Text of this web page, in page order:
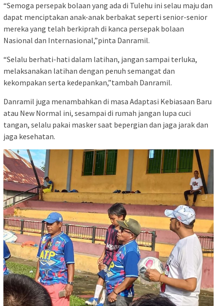
“Semoga persepak bolaan yang ada di Tulehu ini selau maju dan
dapat menciptakan anak-anak berbakat seperti senior-senior
mereka yang telah berkiprah di kanca persepak bolaan
Nasional dan Internasional,”pinta Danramil.
“Selalu berhati-hati dalam latihan, jangan sampai terluka,
melaksanakan latihan dengan penuh semangat dan
kekompakan serta kedepankan,”tambah Danramil.
Danramil juga menambahkan di masa Adaptasi Kebiasaan Baru
atau New Normal ini, sesampai di rumah jangan lupa cuci
tangan, selalu pakai masker saat bepergian dan jaga jarak dan
jaga kesehatan.